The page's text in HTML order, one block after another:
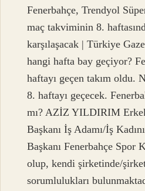
Fenerbahçe, Trendyol
maç takviminin 8.
karşılaşacak | Türkiye
hangi hafta bay geçiyor?
haftayı geçen takım oldu.
8. haftayı geçecek.
mı? AZİZ YILDIRIM
Başkanı İş Adamı/İş
Başkanı Fenerbahçe Spor
olup, kendi şirketinde/
sorumlulukları